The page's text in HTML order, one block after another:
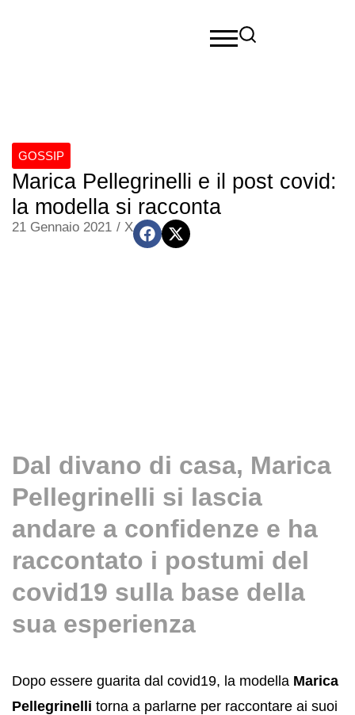
GOSSIP
Marica Pellegrinelli e il post covid:
la modella si racconta
21 Gennaio 2021 / X
Dal divano di casa, Marica
Pellegrinelli si lascia
andare a confidenze e ha
raccontato i postumi del
covid19 sulla base della
sua esperienza
Dopo essere guarita dal covid19, la modella Marica
Pellegrinelli torna a parlarne per raccontare ai suoi